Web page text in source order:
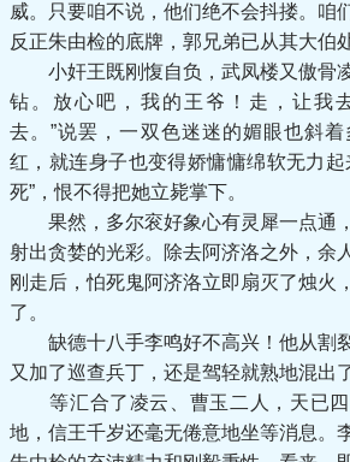
威。只要咱不说，他们绝不会抖搂。咱
反正朱由检的底牌，郭兄弟已从其大伯
小奸王既刚愎自负，武凤楼又傲骨
钻。放心吧，我的王爷！走，让我
去。”说罢，一双色迷迷的媚眼也斜
红，就连身子也变得娇慵慵绵软无力起
死”，恨不得把她立毙掌下。
果然，多尔衮好象心有灵犀一点通
射出贪婪的光彩。除去阿济洛之外，余
刚走后，怕死鬼阿济洛立即扇灭了烛火
了。
缺德十八手李鸣好不高兴！他从割
又加了巡查兵丁，还是驾轻就熟地混出
等汇合了凌云、曹玉二人，天已四
地，信王千岁还毫无倦意地坐等消息。